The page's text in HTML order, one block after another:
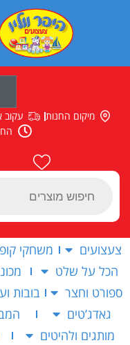
Products
מיקום החנות עקוב
צעצועים משחקי
הכל על שלט
ספורט וחצר
בובות
גאדג’טים
מותגים ולהיטים